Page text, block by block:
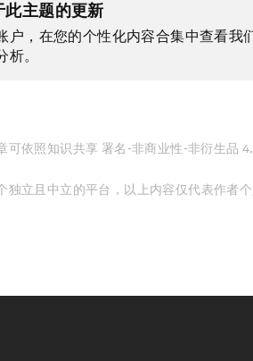
此主题的更新
户，在您的个性化内容合集中查看我
。
可依照知识共享 署名-非商业性-非衍生品
独立且中立的平台，以上内容仅代表作者个